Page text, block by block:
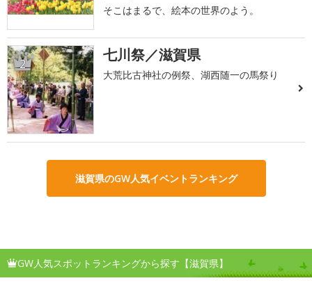
そこはまるで、絵本の世界のよう。
2 七川祭／滋賀県
大荒比古神社の例祭、湖西随一の馬祭り
滋賀県のGW人気イベントランキング
GW人気スポットランキングから探す【滋賀県】